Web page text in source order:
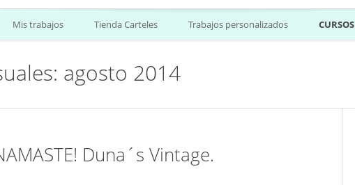
Mis trabajos Tienda Carteles Trabajos personalizados CURSOS
agosto 2014
Duna´s Vintage.